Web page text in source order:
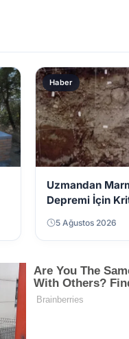
Haber
Uzmandan
Depremi İçin
"Krip"
5 Ağustos 2026